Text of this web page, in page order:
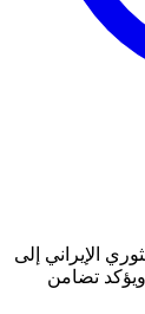
الإيراني إلى
ويؤكد تضامن